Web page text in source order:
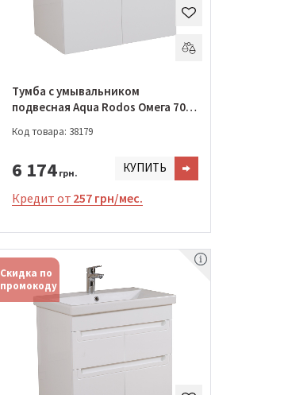
Тумба с умывальником
подвесная Aqua Rodos Омега 70
(ОР0002644)
Код товара: 38179
6 174 грн. КУПИТЬ
Кредит от 257 грн/мес.
Скидка по
промокоду